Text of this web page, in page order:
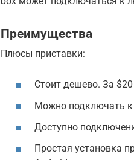
Преимущества
Плюсы приставки:
Стоит дешево. За
Можно подключать к
Доступно
Простая установка